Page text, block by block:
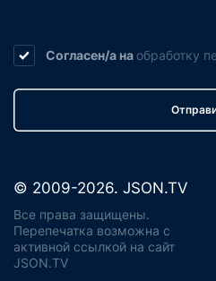
Согласен/а на обработку
© 2009-2026. JSON.TV
Все права защищены.
Перепечатка возможна с
активной ссылкой на сайт
JSON.TV